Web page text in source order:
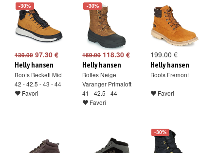
-30%
139.00 97.30 €
Helly hansen
Boots Beckett Mid
42 - 42.5 - 43 - 44
Favori
-30%
169.00118.30 €
Helly hansen
Bottes Neige
Varanger Primaloft
41 - 42.5 - 44
Favori
199.00 €
Helly hansen
Boots Fremont
Favori
-30%